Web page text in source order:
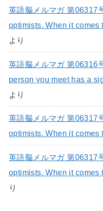
英語脳メルマガ 第06317
optimists. When it comes
より
英語脳メルマガ 第06316
person you meet has a
より
英語脳メルマガ 第06317
optimists. When it comes
英語脳メルマガ 第06317
optimists. When it comes
り